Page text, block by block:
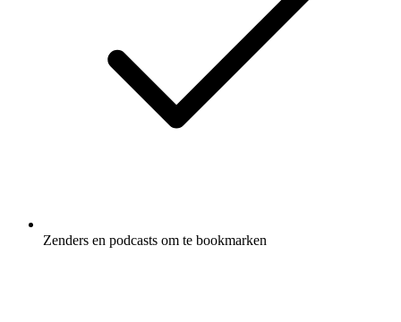
Zenders en podcasts om te bookmarken